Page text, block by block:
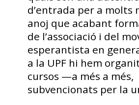
d’entrada per a molts
anoj que acabant
de l’associació i del
esperantista en
a la UPF hi hem
cursos —a més a més,
subvencionats per la